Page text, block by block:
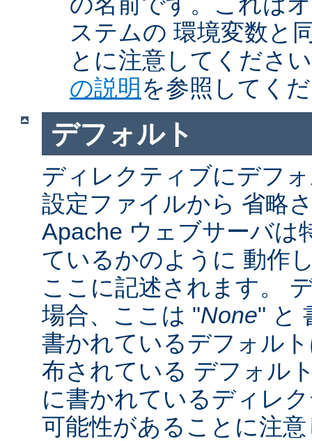
ステムの 環境変数と
とに注意してくださ
の説明 を参照してく
デフォルト
ディレクティブにデフ
設定ファイルから 省略
Apache ウェブサーバは
ているかのように 動作
ここに記述されます。
場合、ここは "None" と
書かれているデフォル
布されている デフォル
に書かれているディレ
可能性があることに注